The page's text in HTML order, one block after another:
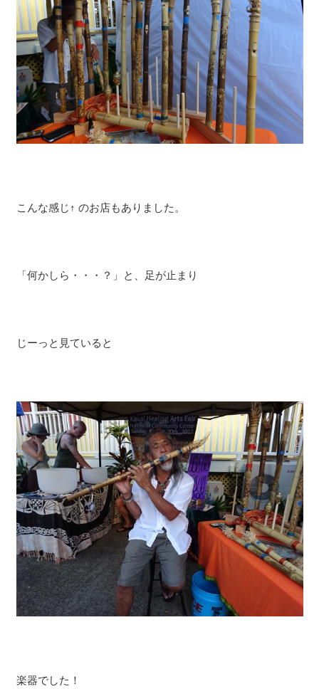
こんな感じ↑ のお店もありました。
「何かしら・・・？」と、足が止まり
じーっと見ていると
楽器でした！